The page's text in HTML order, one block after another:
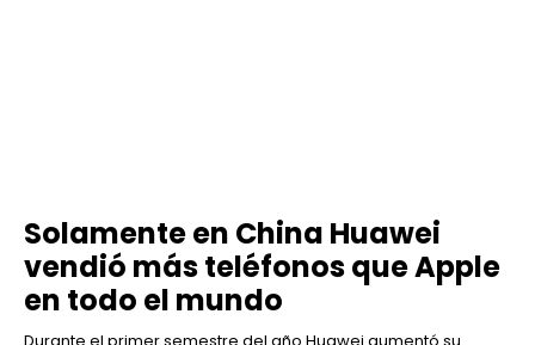
Solamente en China Huawei
vendió más teléfonos que Apple
en todo el mundo